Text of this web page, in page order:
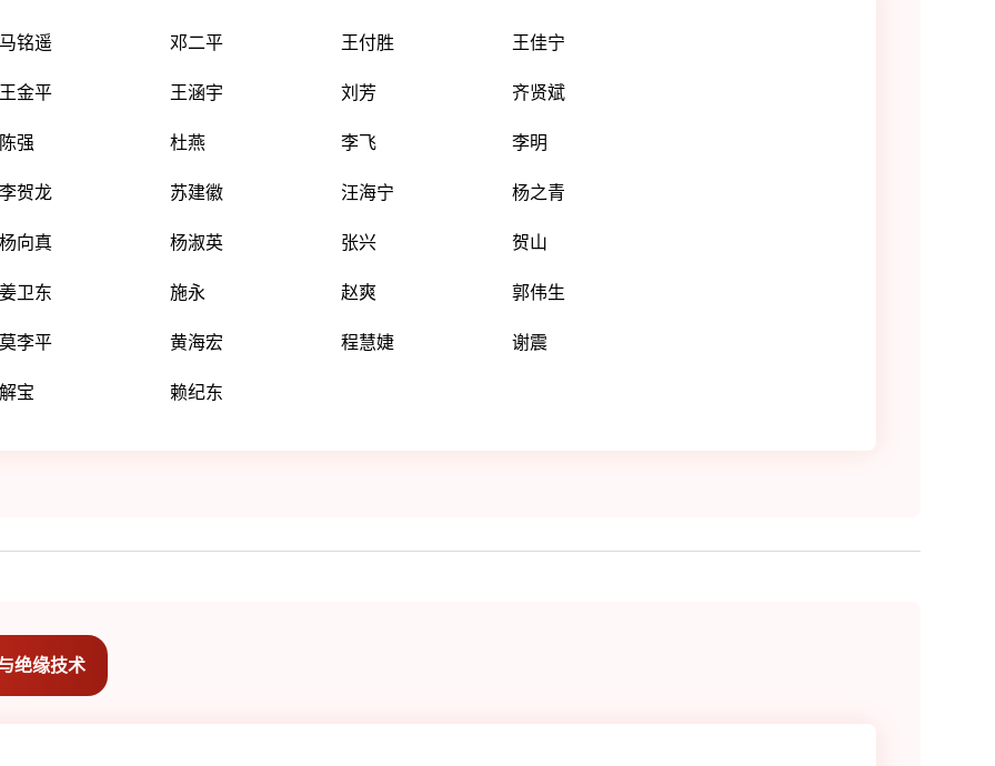
马铭遥 邓二平 王付胜 王佳宁
王金平 王涵宇 刘芳 齐贤斌
陈强 杜燕 李飞 李明
李贺龙 苏建徽 汪海宁 杨之青
杨向真 杨淑英 张兴 贺山
姜卫东 施永 赵爽 郭伟生
莫李平 黄海宏 程慧婕 谢震
解宝 赖纪东
绝缘技术